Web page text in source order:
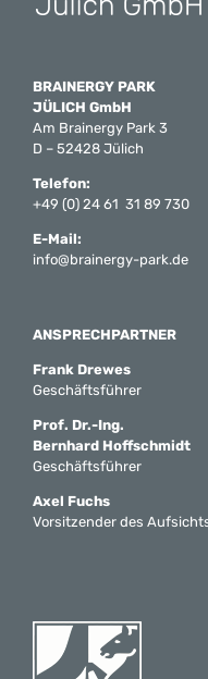
BRAINERGY PARK
JÜLICH GmbH
Am Brainergy Park 3
D – 52428 Jülich
Telefon:
+49 (0) 24 61 31 89 730
E-Mail:
info@brainergy-park.de
ANSPRECHPARTNER
Frank Drewes
Geschäftsführer
Prof. Dr.-Ing.
Bernhard Hoffschmidt
Geschäftsführer
Axel Fuchs
Vorsitzender des